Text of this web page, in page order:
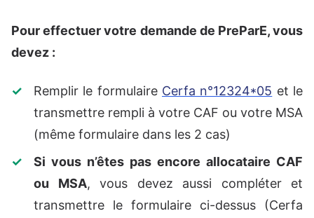
Pour effectuer votre demande de PreParE, vous
devez :
Remplir le formulaire Cerfa n°12324*05 et le
transmettre rempli à votre CAF ou votre MSA
(même formulaire dans les 2 cas)
Si vous n’êtes pas encore allocataire CAF
ou MSA, vous devez aussi compléter et
transmettre le formulaire ci-dessus (Cerfa